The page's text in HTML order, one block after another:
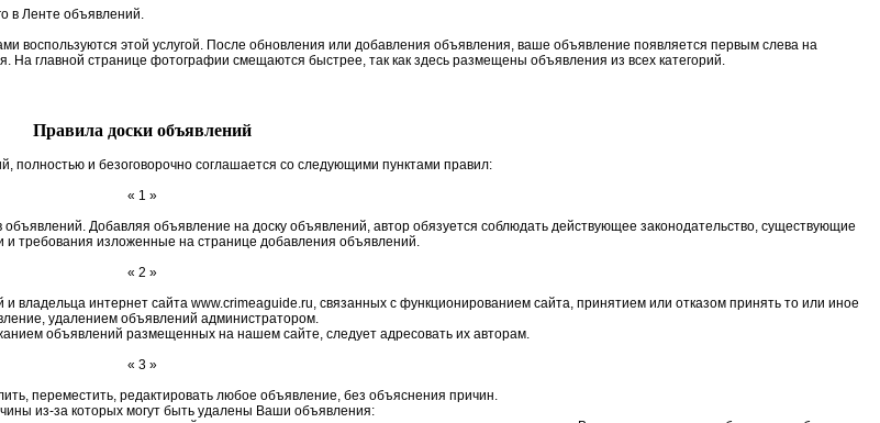
в Ленте объявлений.
воспользуются этой услугой. После обновления или добавления объявления, ваше объявление появляется первым слева на
На главной странице фотографии смещаются быстрее, так как здесь размещены объявления из всех категорий.
Правила доски объявлений
полностью и безоговорочно соглашается со следующими пунктами правил:
« 1 »
Добавляя объявление на доску объявлений, автор обязуется соблюдать действующее законодательство, существующие
и требования изложенные на странице добавления объявлений.
« 2 »
владельца интернет сайта www.crimeaguide.ru, связанных с функционированием сайта, принятием или отказом принять то или иное
удалением объявлений администратором.
объявлений размещенных на нашем сайте, следует адресовать их авторам.
« 3 »
переместить, редактировать любое объявление, без объяснения причин.
из-за которых могут быть удалены Ваши объявления: